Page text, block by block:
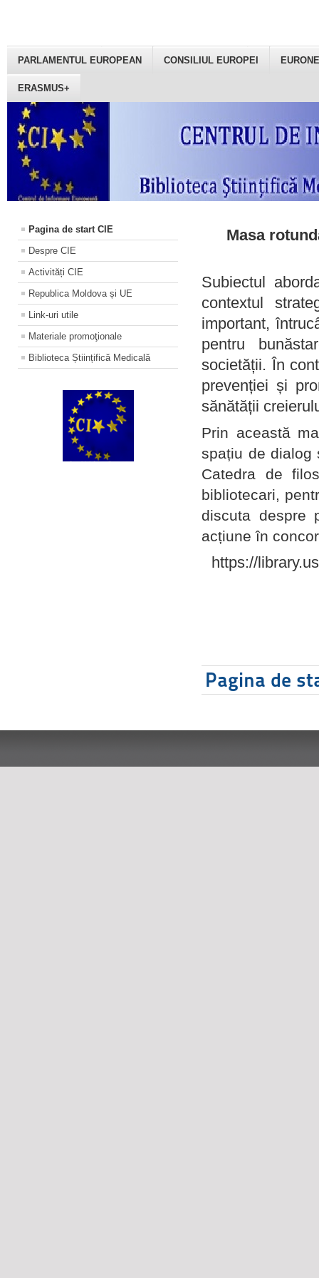
PARLAMENTUL EUROPEAN CONSILIUL EUROPEI
ERASMUS+
Pagina de start CIE
Despre CIE
Activități CIE
Republica Moldova și UE
Link-uri utile
Materiale promoţionale
Biblioteca Științifică Medicală
Masa
Subiectul
contextul
important,
pentru
societății. În
prevenției și
sănătății
Prin această
spațiu de dialog
Catedra de
bibliotecari,
discuta despre
acțiune în
https://
Pagina de